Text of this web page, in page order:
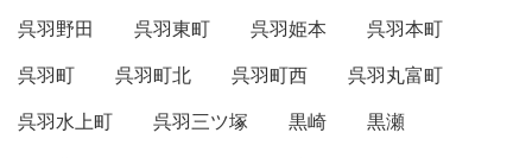
呉羽野田
呉羽東町 呉羽姫本
呉羽本町
呉羽町
呉羽町北 呉羽町西
呉羽丸富町
呉羽水上町
呉羽三ツ塚 黒崎
黒瀬